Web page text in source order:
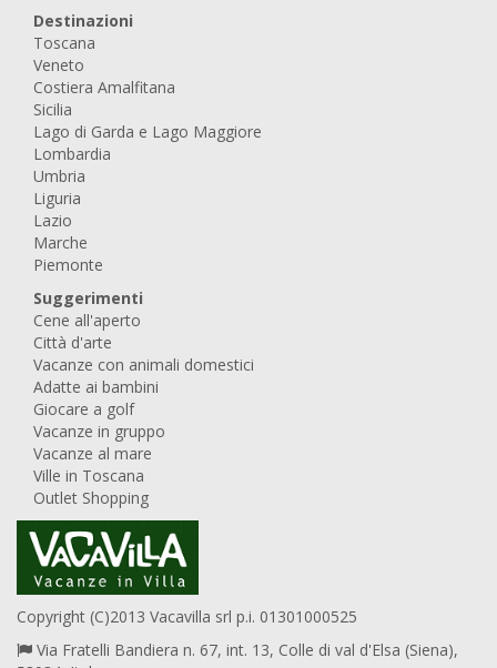
Destinazioni
Toscana
Veneto
Costiera Amalfitana
Sicilia
Lago di Garda e Lago Maggiore
Lombardia
Umbria
Liguria
Lazio
Marche
Piemonte
Suggerimenti
Cene all'aperto
Città d'arte
Vacanze con animali domestici
Adatte ai bambini
Giocare a golf
Vacanze in gruppo
Vacanze al mare
Ville in Toscana
Outlet Shopping
Copyright (C)2013 Vacavilla srl p.i. 01301000525
Via Fratelli Bandiera n. 67, int. 13, Colle di val d'Elsa (Siena),